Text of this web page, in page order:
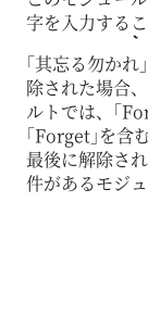
字を入力する
｢其忘る勿か
除された場合
ルトでは、｢
｢Forget｣を含
最後に解除さ
件があるモジ